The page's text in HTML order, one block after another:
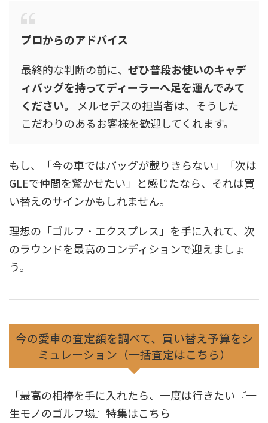
プロからのアドバイス
最終的な判断の前に、 ぜひ普段お使いのキャデ
ィバッグを持ってディーラーへ足を運んでみて
ください。
メルセデスの担当者は、そうした
こだわりのあるお客様を歓迎してくれます。
もし、「今の車ではバッグが載りきらない」「次は
GLEで仲間を驚かせたい」と感じたなら、それは買
い替えのサインかもしれません。
理想の「ゴルフ・エクスプレス」を手に入れて、次
のラウンドを最高のコンディションで迎えましょ
う。
今の愛車の査定額を調べて、買い替え予算をシ
ミュレーション（一括査定はこちら）
「最高の相棒を手に入れたら、一度は行きたい『一
生モノのゴルフ場』特集はこちら